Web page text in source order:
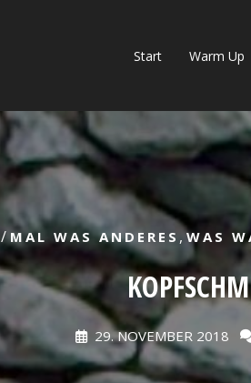
Start Warm Up
/MAL WAS ANDERES ,WAS
29. NOVEMBER 2018